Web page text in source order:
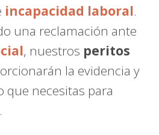
incapacidad laboral.
una reclamación ante
, nuestros peritos
la evidencia y
que necesitas para